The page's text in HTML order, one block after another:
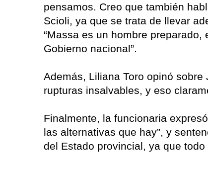
pensamos. Creo que también
Scioli, ya que se trata de llevar
“Massa es un hombre
Gobierno nacional”.
Además, Liliana Toro opinó
rupturas insalvables, y eso
Finalmente, la funcionaria
las alternativas que hay”, y
del Estado provincial, ya que